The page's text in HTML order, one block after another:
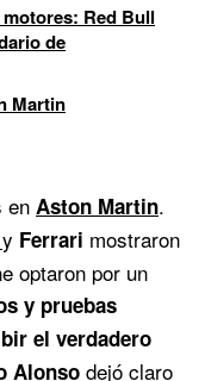
Red Bull
de
Martin
en Aston Martin.
y Ferrari mostraron
optaron por un
y pruebas
el verdadero
Alonso dejó claro